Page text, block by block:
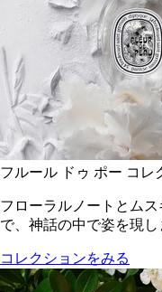
フルール ドゥ ポー コレ
フローラルノートとム
で、神話の中で姿を現し
コレクションをみる